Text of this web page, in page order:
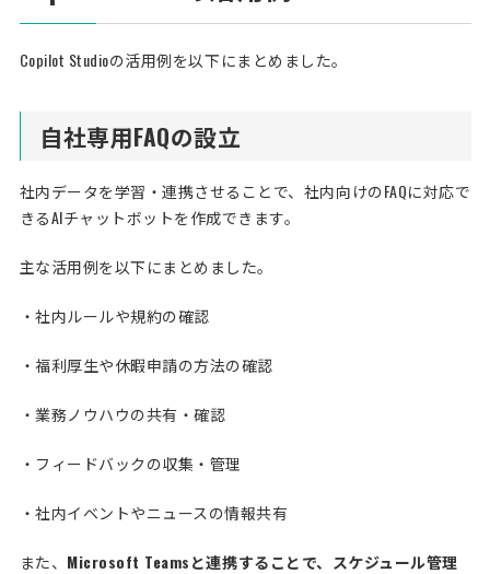
Copilot Studioの活用例を以下にまとめました。
自社専用FAQの設立
社内データを学習・連携させることで、社内向けのFAQに対応で
きるAIチャットボットを作成できます。
主な活用例を以下にまとめました。
・社内ルールや規約の確認
・福利厚生や休暇申請の方法の確認
・業務ノウハウの共有・確認
・フィードバックの収集・管理
・社内イベントやニュースの情報共有
また、 Microsoft Teamsと連携することで、スケジュール管理